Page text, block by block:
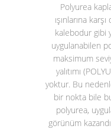
Polyurea
ışınlarına
kalebodur gibi
uygulanabilen
maksimum
yalıtımı
yoktur. Bu
bir nokta bile
polyurea,
görünüm